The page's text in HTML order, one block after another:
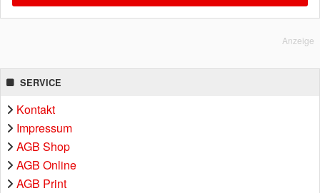
Anzeige
SERVICE
Kontakt
Impressum
AGB Shop
AGB Online
AGB Print